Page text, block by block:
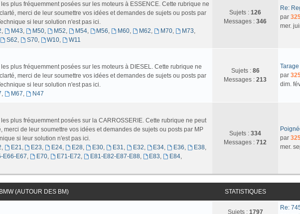
plus fréquemment posées sur les moteurs à ESSENCE. Cette rubrique ne
merci de leur soumettre vos idées et demandes de sujets ou posts par
si leur solution n'est pas ici.
, M43, M50, M52, M54, M56, M60, M62, M70, M73,
S62, S70, W10, W11
Sujets : 126
Messages : 346
Re:
par
mer.
plus fréquemment posées sur les moteurs à DIESEL. Cette rubrique ne
merci de leur soumettre vos idées et demandes de sujets ou posts par
si leur solution n'est pas ici.
, M67, N47
Sujets : 86
Messages : 213
par
dim.
plus fréquemment posées sur la CARROSSERIE. Cette rubrique ne peut
de leur soumettre vos idées et demandes de sujets ou posts par MP
si leur solution n'est pas ici.
, E21, E23, E24, E28, E30, E31, E32, E34, E36, E38,
E66-E67, E70, E71-E72, E81-E82-E87-E88, E83, E84,
Sujets : 334
Messages : 712
par
mer.
(AUTOUR DES BM) STATISTIQUES
Sujets : 1797
Re: